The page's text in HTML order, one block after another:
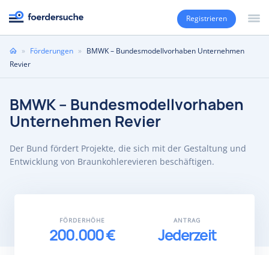
Registrieren
Sie
sind
» Förderungen » BMWK – Bundesmodellvorhaben Unternehmen
Revier
BMWK – Bundesmodellvorhaben
Unternehmen Revier
Der Bund fördert Projekte, die sich mit der Gestaltung und
Entwicklung von Braunkohlerevieren beschäftigen.
FÖRDERHÖHE
200.000 €
ANTRAG
Jederzeit